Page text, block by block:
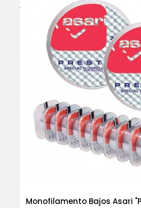
Monofilamento Bajos Asari